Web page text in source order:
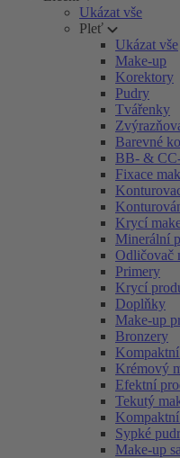
Ukázat vše
Pleť
Ukázat vše
Make-up
Korektory
Pudry
Tvářenky
Barevné
BB- &
Fixace
Krycí
Minerální
Odličovač
Primery
Krycí
Doplňky
Make-up
Bronzery
Krémový
Efektní
Tekutý
Sypké
Make-up